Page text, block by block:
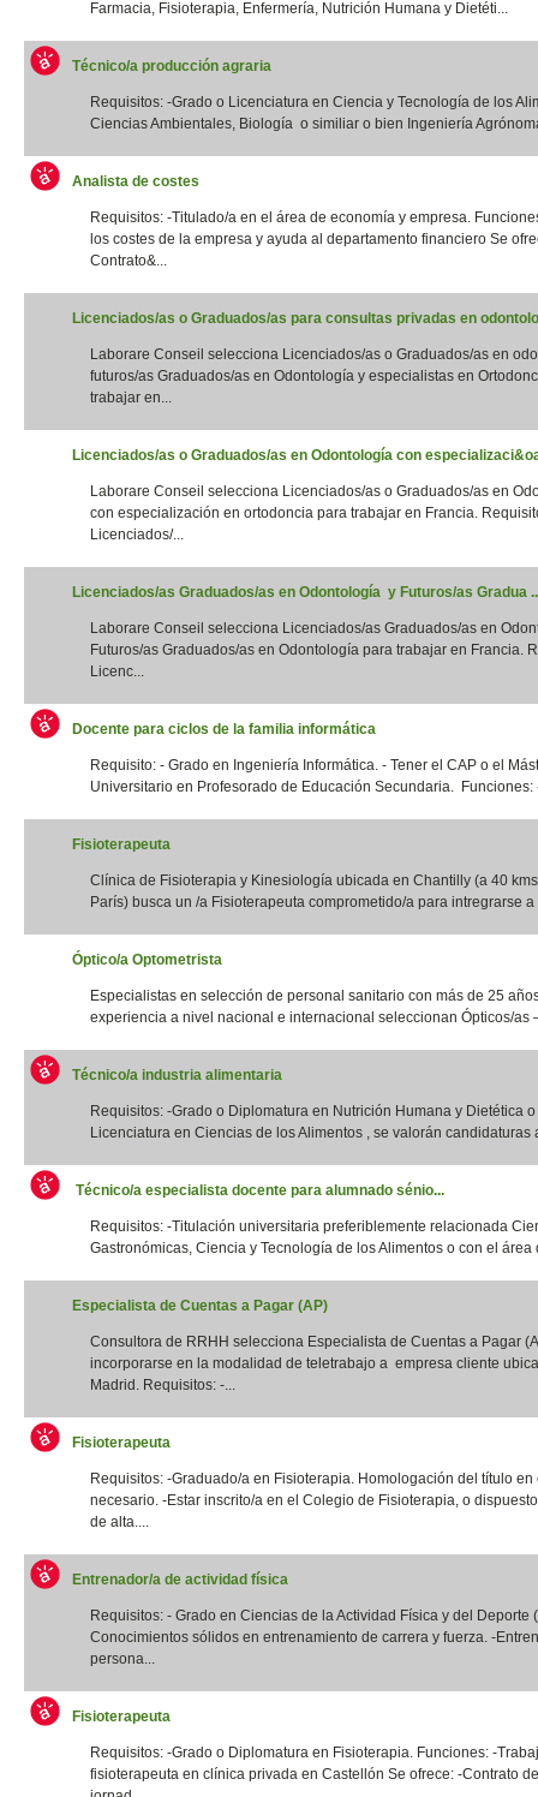
Farmacia, Fisioterapia, Enfermería, Nutrición Humana y Dietéti...
Técnico/a producción agraria
Requisitos: -Grado o Licenciatura en Ciencia y Tecnología de los
Ciencias Ambientales, Biología o similiar o bien Ingeniería
Analista de costes
Requisitos: -Titulado/a en el área de economía y empresa.
los costes de la empresa y ayuda al departamento financiero Se
Contrato&...
Licenciados/as o Graduados/as para consultas privadas en
Laborare Conseil selecciona Licenciados/as o Graduados/as en
futuros/as Graduados/as en Odontología y especialistas en
trabajar en...
Licenciados/as o Graduados/as en Odontología con
Laborare Conseil selecciona Licenciados/as o Graduados/as en
con especialización en ortodoncia para trabajar en Francia.
Licenciados/...
Licenciados/as Graduados/as en Odontología y Futuros/as Gradua
Laborare Conseil selecciona Licenciados/as Graduados/as en
Futuros/as Graduados/as en Odontología para trabajar en Francia.
Licenc...
Docente para ciclos de la familia informática
Requisito: - Grado en Ingeniería Informática. - Tener el CAP o el
Universitario en Profesorado de Educación Secundaria. Funciones:
Fisioterapeuta
Clínica de Fisioterapia y Kinesiología ubicada en Chantilly (a 40
París) busca un /a Fisioterapeuta comprometido/a para intregrarse a
Óptico/a Optometrista
Especialistas en selección de personal sanitario con más de 25
experiencia a nivel nacional e internacional seleccionan Ópticos/as
Técnico/a industria alimentaria
Requisitos: -Grado o Diplomatura en Nutrición Humana y Dietética
Licenciatura en Ciencias de los Alimentos , se valorán candidaturas
Técnico/a especialista docente para alumnado sénio...
Requisitos: -Titulación universitaria preferiblemente relacionada
Gastronómicas, Ciencia y Tecnología de los Alimentos o con el área
Especialista de Cuentas a Pagar (AP)
Consultora de RRHH selecciona Especialista de Cuentas a Pagar
incorporarse en la modalidad de teletrabajo a empresa cliente
Madrid. Requisitos: -...
Fisioterapeuta
Requisitos: -Graduado/a en Fisioterapia. Homologación del título en
necesario. -Estar inscrito/a en el Colegio de Fisioterapia, o
de alta....
Entrenador/a de actividad física
Requisitos: - Grado en Ciencias de la Actividad Física y del Deporte
Conocimientos sólidos en entrenamiento de carrera y fuerza. -
persona...
Fisioterapeuta
Requisitos: -Grado o Diplomatura en Fisioterapia. Funciones: -
fisioterapeuta en clínica privada en Castellón Se ofrece: -Contrato